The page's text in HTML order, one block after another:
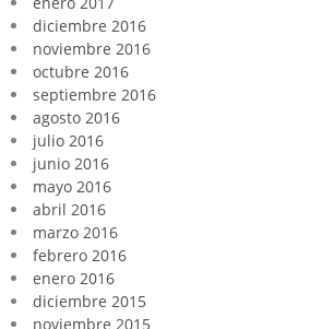
diciembre 2016
noviembre 2016
octubre 2016
septiembre 2016
agosto 2016
julio 2016
junio 2016
mayo 2016
abril 2016
marzo 2016
febrero 2016
enero 2016
diciembre 2015
noviembre 2015